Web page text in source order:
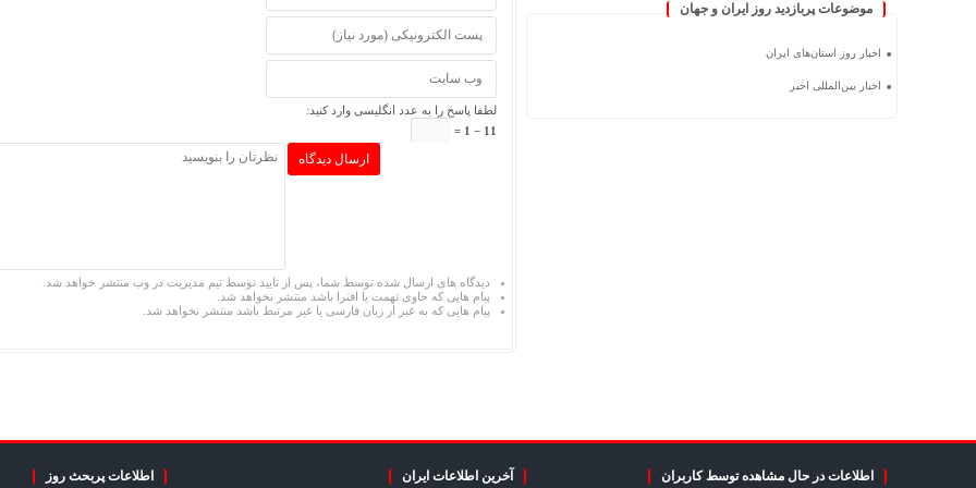
موضوعات پربازدید روز ایران و جهان
اخبار روز استان‌های ایران
اخبار بین‌المللی اخیر
لطفا پاسخ را به عدد انگلیسی وارد کنید:
11 − 1 =
دیدگاه های ارسال شده توسط شما، پس از تایید توسط تیم مدیریت در وب منتشر خواهد شد.
پیام هایی که حاوی تهمت یا افترا باشد منتشر نخواهد شد.
پیام هایی که به غیر از زبان فارسی یا غیر مرتبط باشد منتشر نخواهد شد.
اطلاعات در حال مشاهده توسط کاربران آخرین اطلاعات ایران اطلاعات پربحث روز